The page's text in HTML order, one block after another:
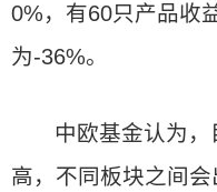
0%，有60只产品收
为-36%。
中欧基金认为
高，不同板块之间